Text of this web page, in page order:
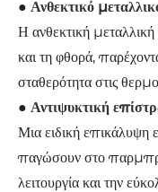
● Ανθεκτικό
Η ανθεκτική
και τη φθορά,
σταθερότητα στις
● Αντιψυκτική
Μια ειδική επικάλυψη
παγώσουν στο
λειτουργία και την